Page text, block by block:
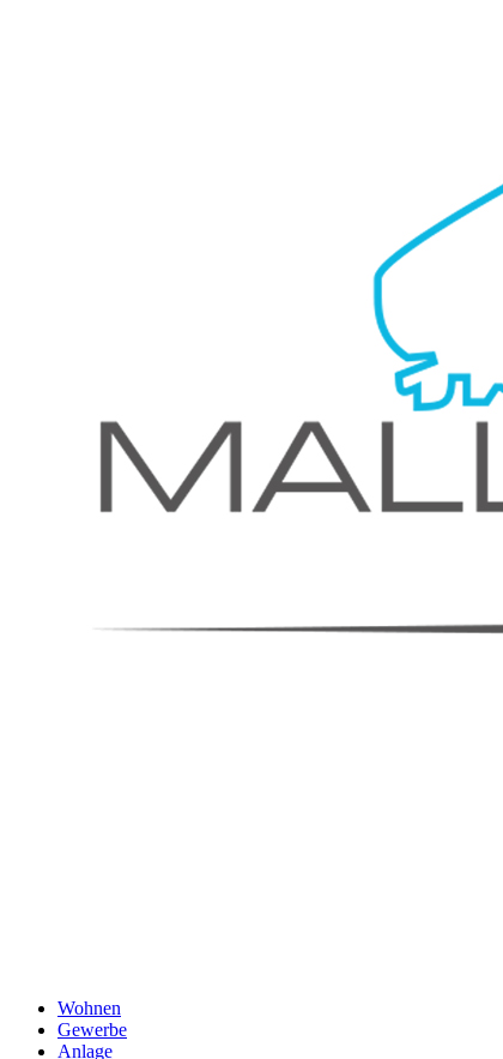
Wohnen
Gewerbe
Anlage